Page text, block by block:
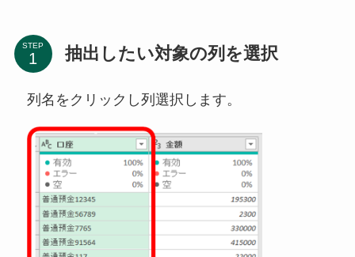
STEP 抽出したい対象の列を選択
列名をクリックし列選択します。